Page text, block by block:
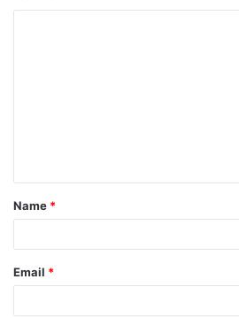
t
*
Name *
Email *